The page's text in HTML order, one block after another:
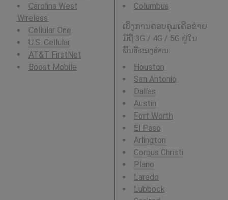
Carolina West
Wireless
Cellular One
U.S. Cellular
AT&T FirstNet
Boost Mobile
Columbus
ເບິ່ງການຄອບຄຸມເຄືອຂ່າຍ
ມືຖື 3G / 4G / 5G ຢູ່ໃນ
ພື້ນທີ່ຂອງທ່ານ:
Houston
San Antonio
Dallas
Austin
Fort Worth
El Paso
Arlington
Corpus Christi
Plano
Laredo
Lubbock